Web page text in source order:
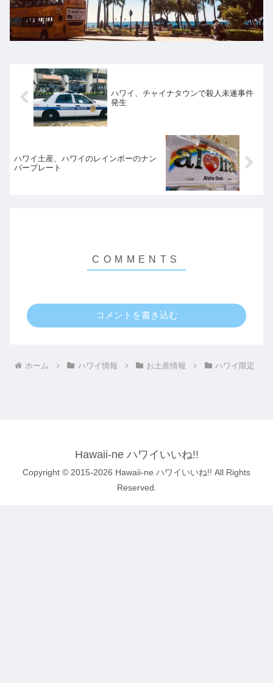
ハワイ、チャイナタウンで殺人未遂事件
発生
ハワイ土産、ハワイのレインボーのナン
バープレート
コメントを書き込む
ホーム ハワイ情報 お土産情報 ハワイ限定
Hawaii-ne ハワイいいね!!
Copyright © 2015-2026 Hawaii-ne ハワイいいね!! All Rights
Reserved.